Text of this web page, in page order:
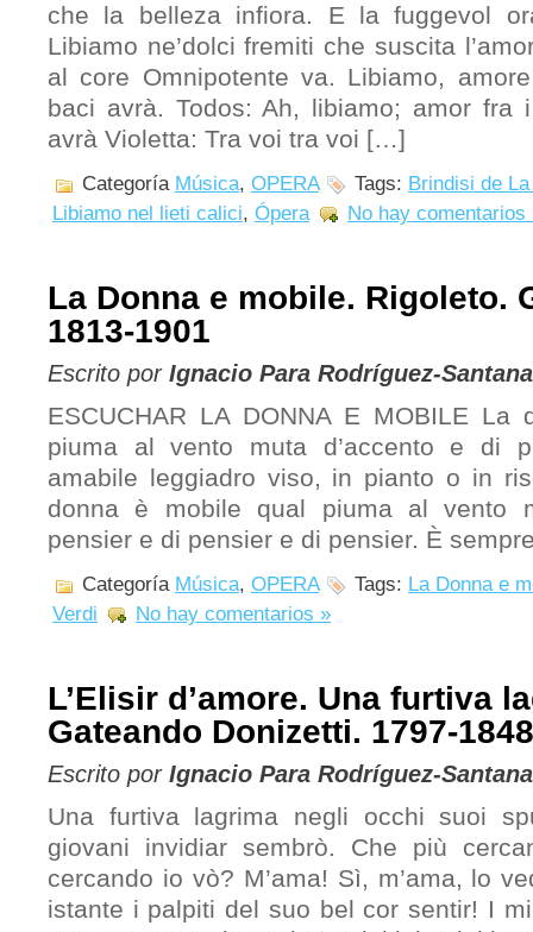
che la belleza infiora. E la fuggevol
Libiamo ne’dolci fremiti che suscita
al core Omnipotente va. Libiamo,
baci avrà. Todos: Ah, libiamo; amor fra
avrà Violetta: Tra voi tra voi […]
Categoría Música, OPERA Tags: Brindisi de
Libiamo nel lieti calici, Ópera No hay comentarios
La Donna e mobile. Rigoleto.
1813-1901
Escrito por Ignacio Para Rodríguez-Santana
ESCUCHAR LA DONNA E MOBILE La
piuma al vento muta d’accento e di
amabile leggiadro viso, in pianto o in
donna è mobile qual piuma al vento
pensier e di pensier e di pensier. È
Categoría Música, OPERA Tags: La Donna e
Verdi
No hay comentarios »
L’Elisir d’amore. Una furtiva
Gateando Donizetti. 1797-1848
Escrito por Ignacio Para Rodríguez-Santana
Una furtiva lagrima negli occhi suoi
giovani invidiar sembrò. Che più
cercando io vò? M’ama! Sì, m’ama, lo
istante i palpiti del suo bel cor sentir! I